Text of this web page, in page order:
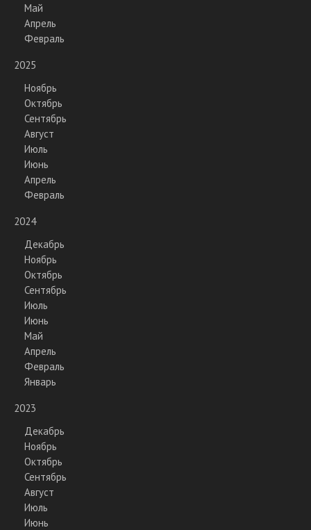
Май
Апрель
Февраль
2025
Ноябрь
Октябрь
Сентябрь
Август
Июль
Июнь
Апрель
Февраль
2024
Декабрь
Ноябрь
Октябрь
Сентябрь
Июль
Июнь
Май
Апрель
Февраль
Январь
2023
Декабрь
Ноябрь
Октябрь
Сентябрь
Август
Июль
Июнь